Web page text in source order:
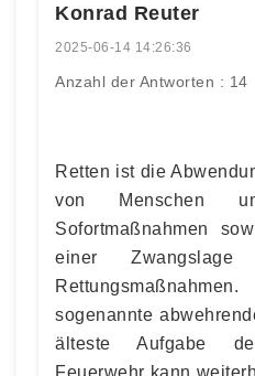
Konrad Reuter
2025-06-14 14:26:36
Anzahl der Antworten : 14
Retten ist die
von Menschen
Sofortmaßnahmen
einer Zwangslage
sogenannte
älteste Aufgabe
Feuerwehr kann